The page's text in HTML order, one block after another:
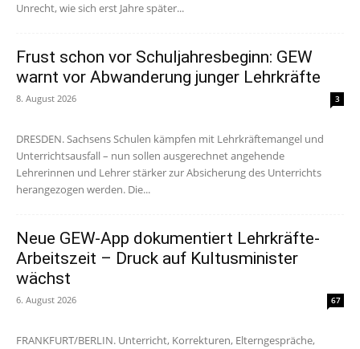
Unrecht, wie sich erst Jahre später...
Frust schon vor Schuljahresbeginn: GEW
warnt vor Abwanderung junger Lehrkräfte
8. August 2026 3
DRESDEN. Sachsens Schulen kämpfen mit Lehrkräftemangel und
Unterrichtsausfall – nun sollen ausgerechnet angehende
Lehrerinnen und Lehrer stärker zur Absicherung des Unterrichts
herangezogen werden. Die...
Neue GEW-App dokumentiert Lehrkräfte-
Arbeitszeit – Druck auf Kultusminister
wächst
6. August 2026 67
FRANKFURT/BERLIN. Unterricht, Korrekturen, Elterngespräche,